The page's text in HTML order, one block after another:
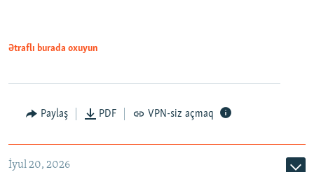
Auto
Ətraflı burada oxuyun
Paylaş PDF VPN-siz açmaq
İyul 20, 2026